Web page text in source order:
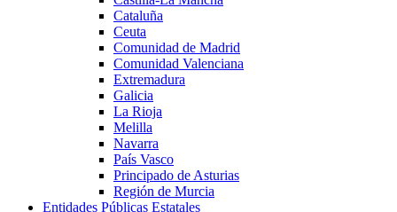
Cataluña
Ceuta
Comunidad de Madrid
Comunidad Valenciana
Extremadura
Galicia
La Rioja
Melilla
Navarra
País Vasco
Principado de Asturias
Región de Murcia
Entidades Públicas Estatales